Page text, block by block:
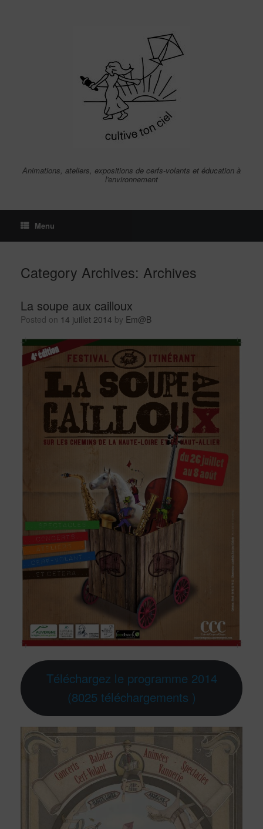
Animations, ateliers, expositions de cerfs-volants et éducation à
l'environnement
Menu
Category Archives: Archives
La soupe aux cailloux
Posted on 14 juillet 2014 by Em@B
Téléchargez le programme 2014
(8025 téléchargements )